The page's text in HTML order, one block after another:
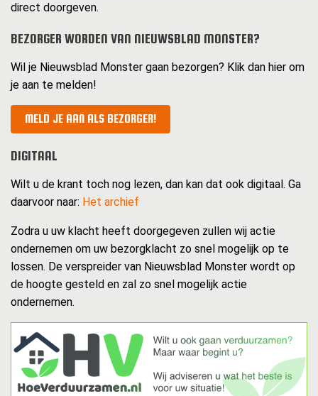
direct doorgeven.
BEZORGER WORDEN VAN NIEUWSBLAD MONSTER?
Wil je Nieuwsblad Monster gaan bezorgen? Klik dan hier om
je aan te melden!
MELD JE AAN ALS BEZORGER!
DIGITAAL
Wilt u de krant toch nog lezen, dan kan dat ook digitaal. Ga
daarvoor naar: Het archief
Zodra u uw klacht heeft doorgegeven zullen wij actie
ondernemen om uw bezorgklacht zo snel mogelijk op te
lossen. De verspreider van Nieuwsblad Monster wordt op
de hoogte gesteld en zal zo snel mogelijk actie
ondernemen.